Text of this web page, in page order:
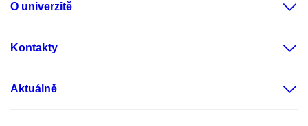
O univerzitě
Kontakty
Aktuálně